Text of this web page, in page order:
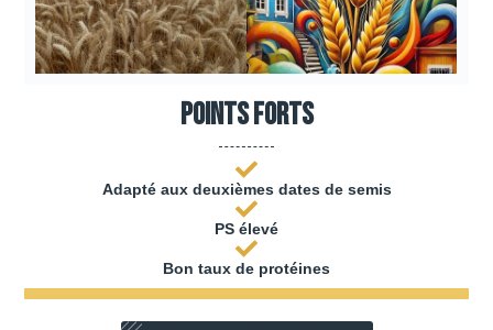
Points forts
Adapté aux deuxièmes dates de semis
PS élevé
Bon taux de protéines